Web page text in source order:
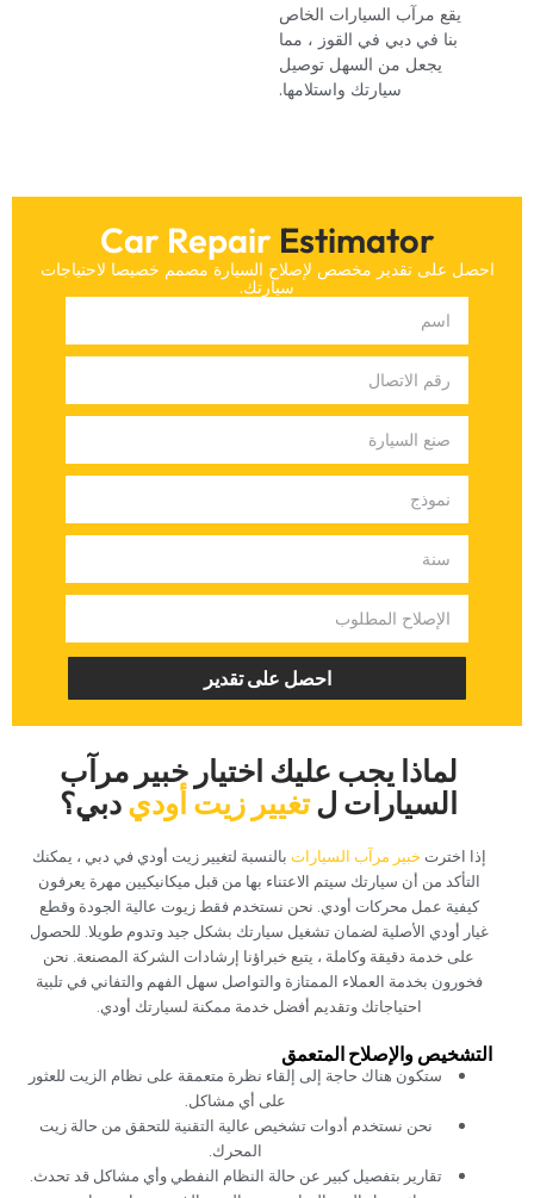
‏يقع مرآب السيارات الخاص
بنا في دبي في القوز ، مما
يجعل من السهل توصيل
سيارتك واستلامها.‏
‏لماذا يجب عليك اختيار خبير مرآب
السيارات ل‏‏تغيير زيت أودي‏‏دبي؟‏
‏إذا اخترت‏ ‏خبير مرآب السيارات‏ ‏بالنسبة لتغيير زيت أودي في دبي ، يمكنك
التأكد من أن سيارتك سيتم الاعتناء بها من قبل ميكانيكيين مهرة يعرفون
كيفية عمل محركات أودي. نحن نستخدم فقط زيوت عالية الجودة وقطع
غيار أودي الأصلية لضمان تشغيل سيارتك بشكل جيد وتدوم طويلا. للحصول
على خدمة دقيقة وكاملة ، يتبع خبراؤنا إرشادات الشركة المصنعة. نحن
فخورون بخدمة العملاء الممتازة والتواصل سهل الفهم والتفاني في تلبية
احتياجاتك وتقديم أفضل خدمة ممكنة لسيارتك أودي.‏
‏التشخيص والإصلاح المتعمق‏
‏ستكون هناك حاجة إلى إلقاء نظرة متعمقة على نظام الزيت للعثور
على أي مشاكل.‏
‏نحن نستخدم أدوات تشخيص عالية التقنية للتحقق من حالة زيت
المحرك.‏
‏تقارير بتفصيل كبير عن حالة النظام النفطي وأي مشاكل قد تحدث.‏
Car Repair Estimator
‏احصل على تقدير مخصص لإصلاح السيارة مصمم خصيصا لاحتياجات
سيارتك.‏
‏احصل على تقدير‏